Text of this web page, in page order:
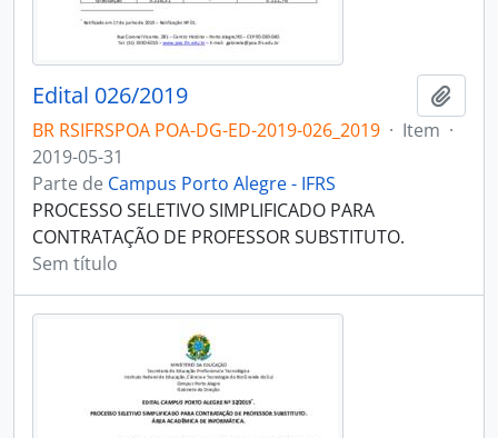
Edital 026/2019
BR RSIFRSPOA POA-DG-ED-2019-026_2019 · Item ·
2019-05-31
Parte de Campus Porto Alegre - IFRS
PROCESSO SELETIVO SIMPLIFICADO PARA
CONTRATAÇÃO DE PROFESSOR SUBSTITUTO.
Sem título